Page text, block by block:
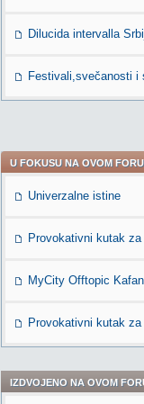
Dilucida intervalla
Festivali,svečanosti i
U FOKUSU NA OVOM
Univerzalne istine
Provokativni kutak
MyCity Offtopic
Provokativni kutak za
IZDVOJENO NA OVOM